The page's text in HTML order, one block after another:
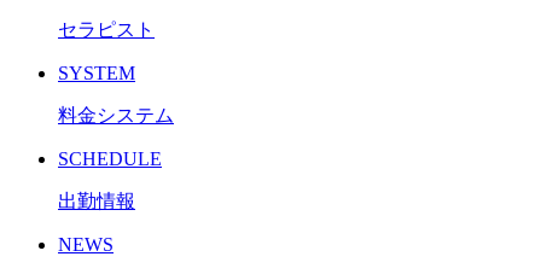
セラピスト
SYSTEM
料金システム
SCHEDULE
出勤情報
NEWS